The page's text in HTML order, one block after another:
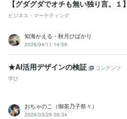
【グダグダでオチも無い独り言。１】
ビジネス・マーケティング
知海かえる・秋月ひばかり
2026/04/11 14:56
★AI活用デザインの検証
コンテンツ
学び
おちゃのこ（御茶乃子祭々）
2026/03/29 08:34